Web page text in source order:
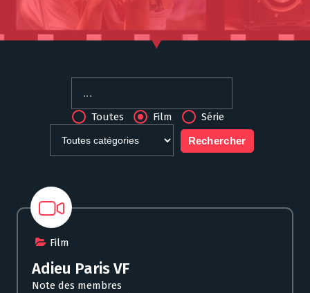
Toutes Film Série
Film
Adieu Paris VF
Note des membres